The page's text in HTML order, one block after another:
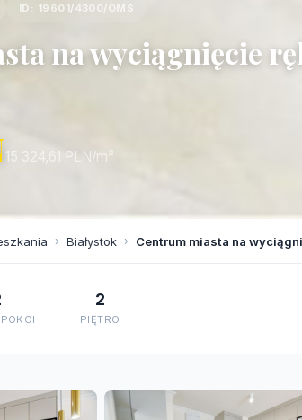
ID: 19601/4300/OMS
na wyciągnięcie
15 324,61 PLN/m²
› Białystok › Centrum miasta na
2
PIĘTRO